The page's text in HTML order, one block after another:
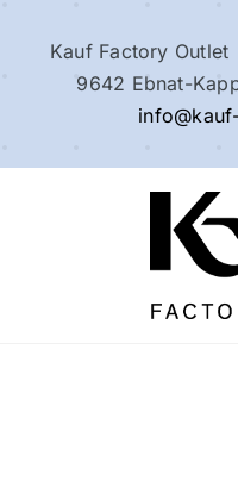
springen
Kauf Factory
9642 Ebnat-